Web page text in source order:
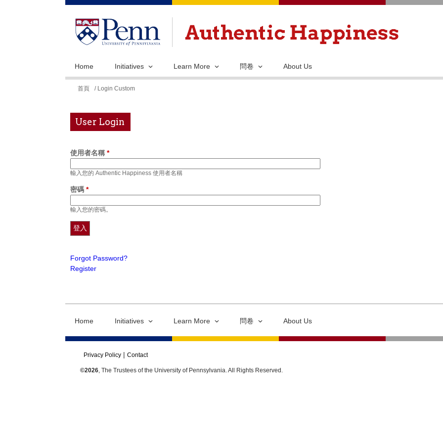
移
主
Home Initiatives Learn More 問卷 About Us
您
這
裡
首頁 / Login Custom
User Login
使用者名稱 *
輸入您的 Authentic Happiness 使用者名稱
密碼 *
輸入您的密碼。
Forgot Password?
Register
Home Initiatives Learn More 問卷 About Us
Privacy Policy Contact
©2026, The Trustees of the University of Pennsylvania. All Rights Reserved.